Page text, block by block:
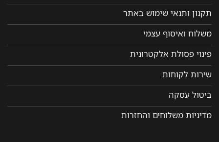
תקנון ותנאי שימוש באתר
משלוח ואיסוף עצמי
פינוי פסולת אלקטרונית
שירות לקוחות
ביטול עסקה
מדיניות משלוחים והחזרות